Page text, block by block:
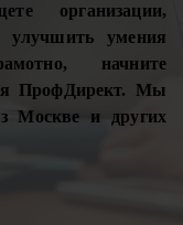
организации,
улучшить умения
начните
ПрофДирект. Мы
Москве и других